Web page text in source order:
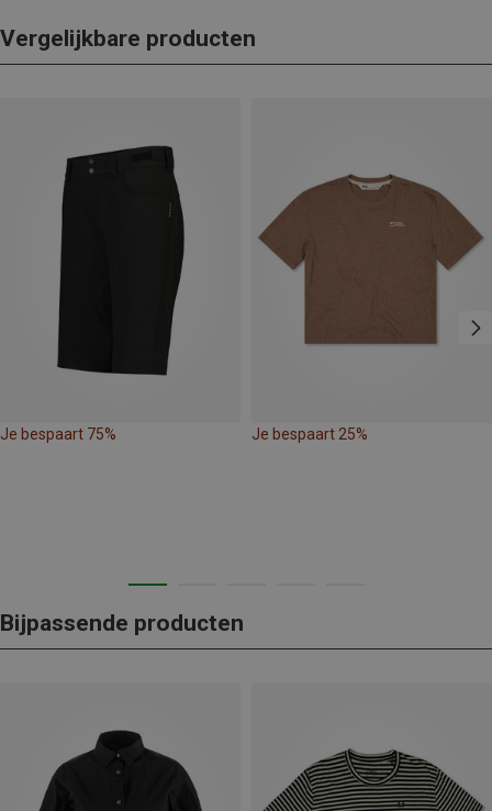
Vergelijkbare producten
Je bespaart 75% Je bespaart 25%
Bijpassende producten